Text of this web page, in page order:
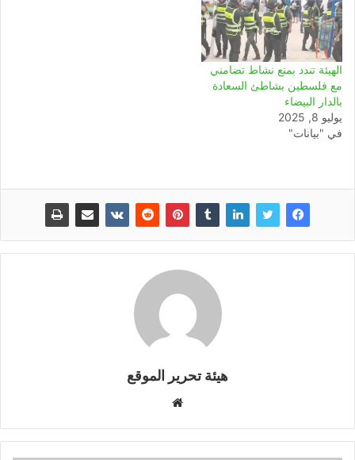
يميز هؤلاء النساء؟ في أحلك
الأوقات التي تراجع فيها الكثير
من القادرين على الفعل،
عرفن أن…
الهيئة تندد بمنع نشاط تضامني
مع فلسطين بشاطئ السعادة
بالدار البيضاء
يوليو 8, 2025
في "بيانات"
هيئة تحرير الموقع